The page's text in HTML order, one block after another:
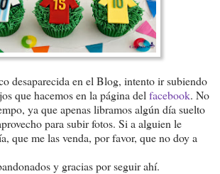
desaparecida en el Blog, intento ir subiendo
que hacemos en la página del facebook. No
ya que apenas libramos algún día suelto
para subir fotos. Si a alguien le
que me las venda, por favor, que no doy a
y gracias por seguir ahí.